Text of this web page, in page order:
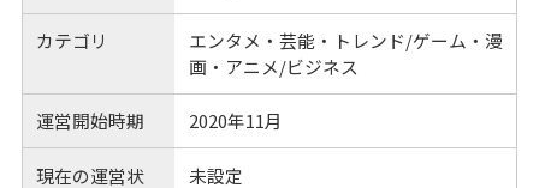
カテゴリ
エンタメ・芸能・トレンド/ゲーム・漫
画・アニメ/ビジネス
運営開始時期 2020年11月
現在の運営状
未設定